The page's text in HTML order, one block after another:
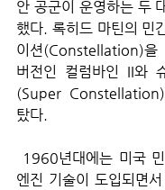
안 공군이 운영하는 두
했다. 록히드 마틴의 민
이션(Constellation)을
버전인 컬럼바인 II와
(Super
탔다.
엔진 기술이 도입되면